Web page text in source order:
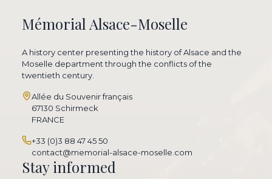
Mémorial Alsace-Moselle
A history center presenting the history of Alsace and the
Moselle department through the conflicts of the
twentieth century.
Allée du Souvenir français
67130 Schirmeck
FRANCE
+33 (0)3 88 47 45 50
contact@memorial-alsace-moselle.com
Stay informed